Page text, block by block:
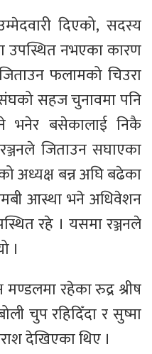
दिएको, सदस्य
उपस्थित नभएका कारण
फलामको चिउरा
सहज चुनावमा पनि
भनेर बसेकालाई निकै
जिताउन सघाएका
अध्यक्ष बन्न अघि बढेका
आस्था भने अधिवेशन
रहे । यसमा रञ्जनले
।
रहेका रुद्र श्रीष
चुप रहिदिँदा र सुष्मा
देखिएका थिए ।